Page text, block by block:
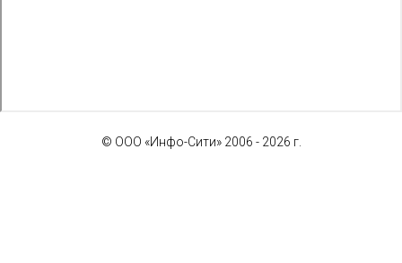
© ООО «Инфо-Сити» 2006 - 2026 г.